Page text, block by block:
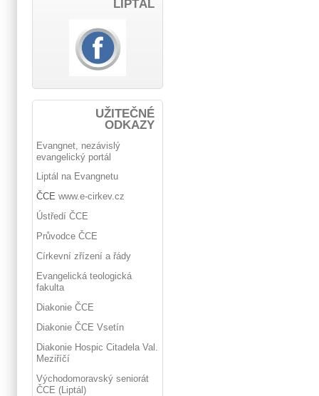
LIPTÁL
UŽITEČNÉ
ODKAZY
Evangnet, nezávislý
evangelický portál
Liptál na Evangnetu
ČCE www.e-cirkev.cz
Ústředí ČCE
Průvodce ČCE
Církevní zřízení a řády
Evangelická teologická
fakulta
Diakonie ČCE
Diakonie ČCE Vsetín
Diakonie Hospic Citadela Val.
Meziříčí
Východomoravský seniorát
ČCE (Liptál)